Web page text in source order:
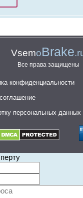
VsemoBrake
Все права защищены
конфиденциальности
персональных данных